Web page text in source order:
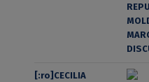
[:ro]CECILIA